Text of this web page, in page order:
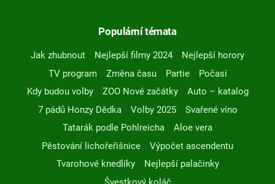
Populární témata
Jak zhubnout Nejlepší filmy 2024
Nejlepší horory
TV program
Změna času Partie
Počasí
Kdy budou volby
ZOO Nové začátky
Auto – katalog
7 pádů Honzy Dědka
Volby 2025
Svařené víno
Tatarák podle Pohlreicha
Aloe vera
Pěstování lichořeřišnice
Výpočet ascendentu
Tvarohové knedlíky
Nejlepší palačinky